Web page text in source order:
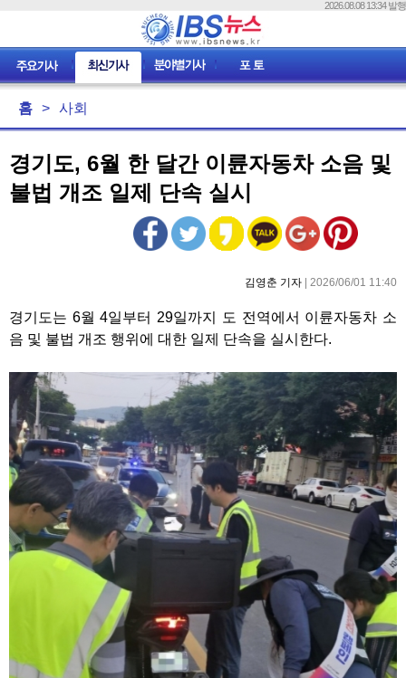
2026.08.08 13:34 발행
홈 > 사회
경기도, 6월 한 달간 이륜자동차 소음 및
불법 개조 일제 단속 실시
김영춘 기자 | 2026/06/01 11:40
경기도는 6월 4일부터 29일까지 도 전역에서 이륜자동차 소
음 및 불법 개조 행위에 대한 일제 단속을 실시한다.